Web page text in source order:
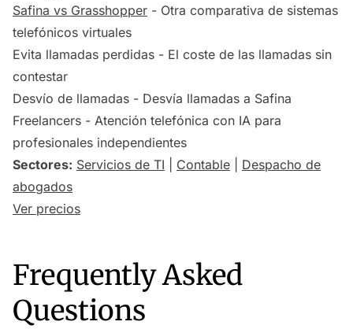
Safina vs Grasshopper - Otra comparativa de sistemas
telefónicos virtuales
Evita llamadas perdidas - El coste de las llamadas sin
contestar
Desvío de llamadas - Desvía llamadas a Safina
Freelancers - Atención telefónica con IA para
profesionales independientes
Sectores: Servicios de TI Contable
Despacho de
abogados
Ver precios
Frequently Asked
Questions